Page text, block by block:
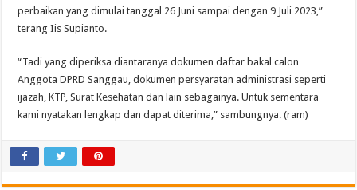
perbaikan yang dimulai tanggal 26 Juni sampai dengan 9 Juli 2023,”
terang Iis Supianto.
“Tadi yang diperiksa diantaranya dokumen daftar bakal calon
Anggota DPRD Sanggau, dokumen persyaratan administrasi seperti
ijazah, KTP, Surat Kesehatan dan lain sebagainya. Untuk sementara
kami nyatakan lengkap dan dapat diterima,” sambungnya. (ram)